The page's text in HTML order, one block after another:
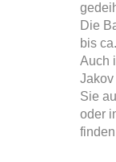
Die
bis
Auch
Jakov
Sie
oder